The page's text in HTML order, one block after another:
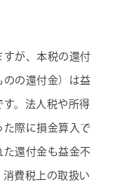
すが、本税の還付
のの還付金）は益
。法人税や所得
た際に損金算入で
還付金も益金不
費税上の取扱い